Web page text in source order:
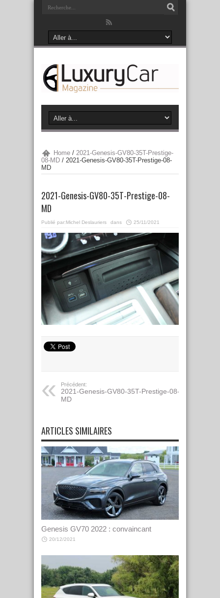
Home / 2021-Genesis-GV80-35T-Prestige-
08-MD / 2021-Genesis-GV80-35T-Prestige-08-
MD
2021-Genesis-GV80-35T-Prestige-08-
MD
Publié par:Michel Deslauriers dans 25/11/2021
Précédent:
2021-Genesis-GV80-35T-Prestige-08-
MD
ARTICLES SIMILAIRES
Genesis GV70 2022 : convaincant
20/12/2021